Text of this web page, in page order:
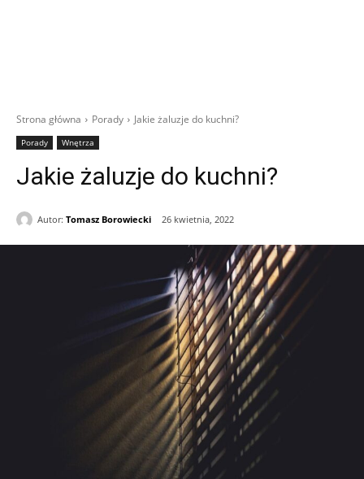
Strona główna Porady Jakie żaluzje do kuchni?
Porady Wnętrza
Jakie żaluzje do kuchni?
Autor: Tomasz Borowiecki 26 kwietnia, 2022